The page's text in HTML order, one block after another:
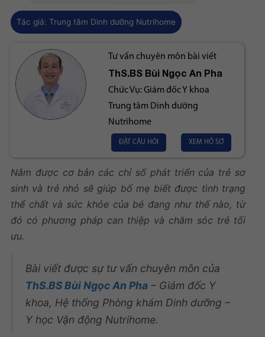
Tác giả: Trung tâm Dinh dưỡng Nutrihome
Tư vấn chuyên môn bài viết
ThS.BSBùi Ngọc An Pha
Chức Vụ:Giám đốc Y khoa
Trung tâm Dinh dưỡng
Nutrihome
ĐẶT CÂU HỎI XEM HỒ SƠ
Nắm được cơ bản các chỉ số phát triển của trẻ sơ
sinh và trẻ nhỏ sẽ giúp bố mẹ biết được tình trạng
thể chất và sức khỏe của bé đang như thế nào, từ
đó có phương pháp can thiệp và chăm sóc trẻ tối
ưu.
Bài viết được sự tư vấn chuyên môn của
ThS.BS Bùi Ngọc An Pha – Giám đốc Y
khoa, Hệ thống Phòng khám Dinh dưỡng –
Y học Vận động Nutrihome.